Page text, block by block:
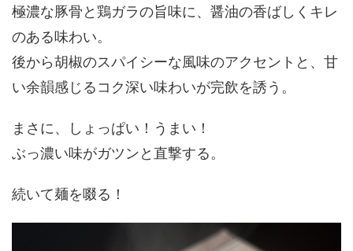
極濃な豚骨と鶏ガラの旨味に、醤油の香ばしくキレ
のある味わい。
後から胡椒のスパイシーな風味のアクセントと、甘
い余韻感じるコク深い味わいが完飲を誘う。
まさに、しょっぱい！うまい！
ぶっ濃い味がガツンと直撃する。
続いて麺を啜る！